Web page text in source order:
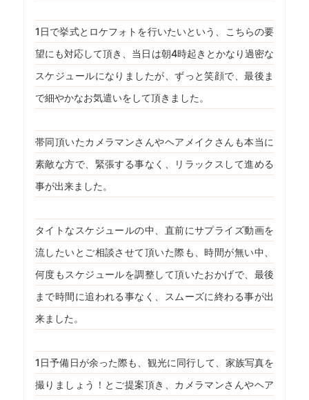
1日で挙式とロケフォトを行いたいという、こちらの要
望にも対応して頂き、当日は朝4時起きとかなり過密な
スケジュールになりましたが、ずっと笑顔で、最後ま
で細やかなお気遣いをして頂きました。
帯同頂いたカメラマンさんやヘアメイクさんも本当に
素敵な方で、緊張する事なく、リラックスして進める
事が出来ました。
タイトなスケジュールの中、直前にサプライズ動画を
流したいとご相談させて頂いた際も、時間が無い中、
何度もスケジュールを調整して頂いたおかげで、最後
まで時間に追われる事なく、スムーズに終わる事が出
来ました。
1日予備日が余った際も、観光に同行して、家族写真を
撮りましょう！とご提案頂き、カメラマンさんやヘア